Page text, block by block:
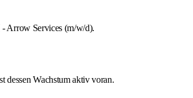
Arrow Services (m/w/d).
dessen Wachstum aktiv voran.